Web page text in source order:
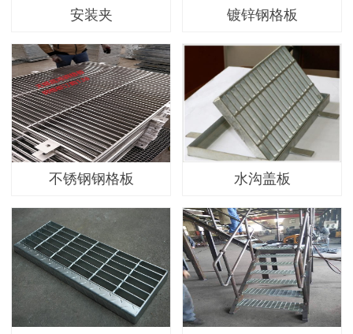
安装夹 镀锌钢格板
不锈钢钢格板 水沟盖板